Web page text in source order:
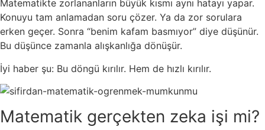
Matematikte zorlananların büyük kısmı aynı hatayı yapar.
Konuyu tam anlamadan soru çözer. Ya da zor sorulara
erken geçer. Sonra “benim kafam basmıyor” diye düşünür.
Bu düşünce zamanla alışkanlığa dönüşür.
İyi haber şu: Bu döngü kırılır. Hem de hızlı kırılır.
Matematik gerçekten zeka işi mi?